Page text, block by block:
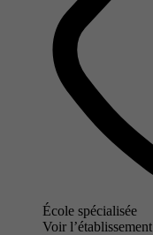
École spécialisée
Voir l’établissement